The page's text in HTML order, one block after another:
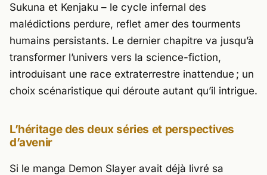
Sukuna et Kenjaku – le cycle infernal des
malédictions perdure, reflet amer des tourments
humains persistants. Le dernier chapitre va jusqu’à
transformer l’univers vers la science-fiction,
introduisant une race extraterrestre inattendue ; un
choix scénaristique qui déroute autant qu’il intrigue.
L’héritage des deux séries et perspectives
d’avenir
Si le manga Demon Slayer avait déjà livré sa